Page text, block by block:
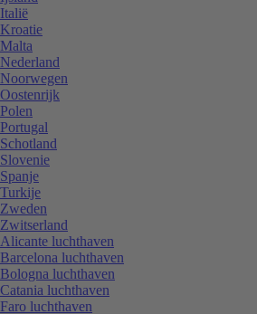
Italië
Kroatie
Malta
Nederland
Noorwegen
Oostenrijk
Polen
Portugal
Schotland
Slovenie
Spanje
Turkije
Zweden
Zwitserland
Alicante luchthaven
Barcelona luchthaven
Bologna luchthaven
Catania luchthaven
Faro luchthaven